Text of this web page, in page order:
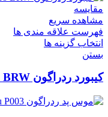
مقایسه
مشاهده سریع
فهرست علاقه مندی ها
انتخاب گزینه ها
بستن
کیبورد ردراگون Castor K631 Pro BRW